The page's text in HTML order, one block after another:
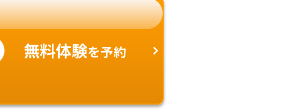
無料体験を予約